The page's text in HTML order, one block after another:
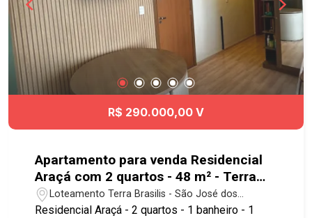
R$ 290.000,00 V
Apartamento para venda Residencial
Araçá com 2 quartos - 48 m² - Terra
Brasilis - SJC
Loteamento Terra Brasilis - São José dos
Campos/SP
Residencial Araçá - 2 quartos - 1 banheiro - 1